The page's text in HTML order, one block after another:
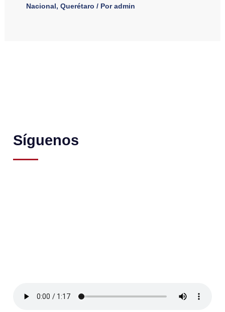
Nacional, Querétaro / Poradmin
Síguenos